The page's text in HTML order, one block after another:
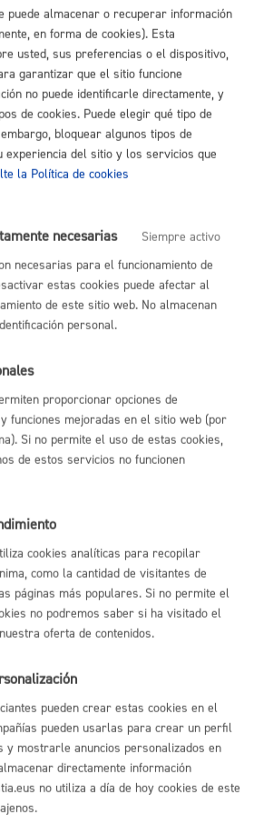
Empresas
Nota legal
Buscar
Trámites
y acceso
de Donostia / San
la web
puede almacenar o recuperar información
en forma de cookies). Esta
usted, sus preferencias o el dispositivo,
garantizar que el sitio funcione
no puede identificarle directamente, y
de cookies. Puede elegir qué tipo de
bloquear algunos tipos de
experiencia del sitio y los servicios que
la Política de cookies
necesarias
Siempre activo
necesarias para el funcionamiento de
estas cookies puede afectar al
de este sitio web. No almacenan
personal.
proporcionar opciones de
funciones mejoradas en el sitio web (por
Si no permite el uso de estas cookies,
de estos servicios no funcionen
cookies analíticas para recopilar
como la cantidad de visitantes de
páginas más populares. Si no permite el
no podremos saber si ha visitado el
oferta de contenidos.
pueden crear estas cookies en el
pueden usarlas para crear un perfil
y mostrarle anuncios personalizados en
directamente información
no utiliza a día de hoy cookies de este